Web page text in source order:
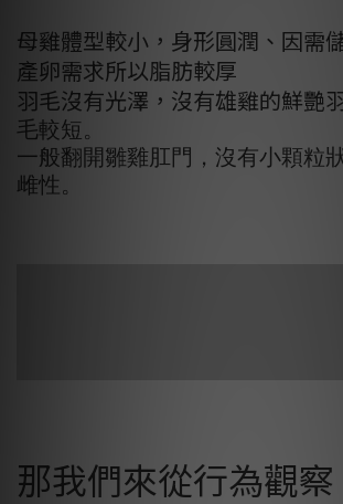
母雞體型較小，身形圓潤、因需
產卵需求所以脂肪較厚
羽毛沒有光澤，沒有雄雞的鮮艷
毛較短。
一般翻開雛雞肛門，沒有小顆粒
雌性。
那我們來從行為觀察